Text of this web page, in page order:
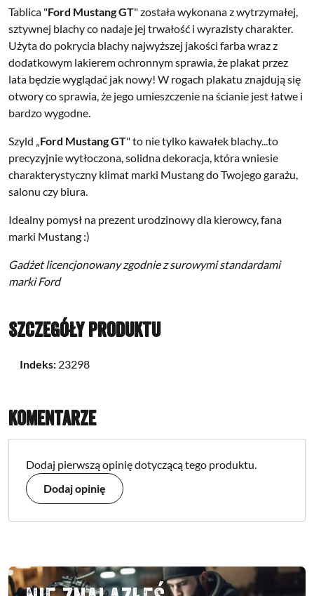
Tablica "Ford Mustang GT" została wykonana z wytrzymałej,
sztywnej blachy co nadaje jej trwałość i wyrazisty charakter.
Użyta do pokrycia blachy najwyższej jakości farba wraz z
dodatkowym lakierem ochronnym sprawia, że plakat przez
lata będzie wyglądać jak nowy! W rogach plakatu znajdują się
otwory co sprawia, że jego umieszczenie na ścianie jest łatwe i
bardzo wygodne.
Szyld „Ford Mustang GT" to nie tylko kawałek blachy...to
precyzyjnie wytłoczona, solidna dekoracja, która wniesie
charakterystyczny klimat marki Mustang do Twojego garażu,
salonu czy biura.
Idealny pomysł na prezent urodzinowy dla kierowcy, fana
marki Mustang :)
Gadżet licencjonowany zgodnie z surowymi standardami
marki Ford
Szczegóły produktu
Indeks: 23298
Komentarze
Dodaj pierwszą opinię dotyczącą tego produktu.
Dodaj opinię